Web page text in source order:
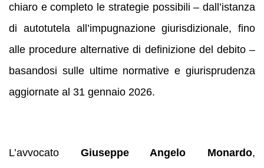
chiaro e completo le strategie possibili – dall’istanza
di autotutela all’impugnazione giurisdizionale, fino
alle procedure alternative di definizione del debito –
basandosi sulle ultime normative e giurisprudenza
aggiornate al 31 gennaio 2026.
L’avvocato Giuseppe Angelo Monardo,